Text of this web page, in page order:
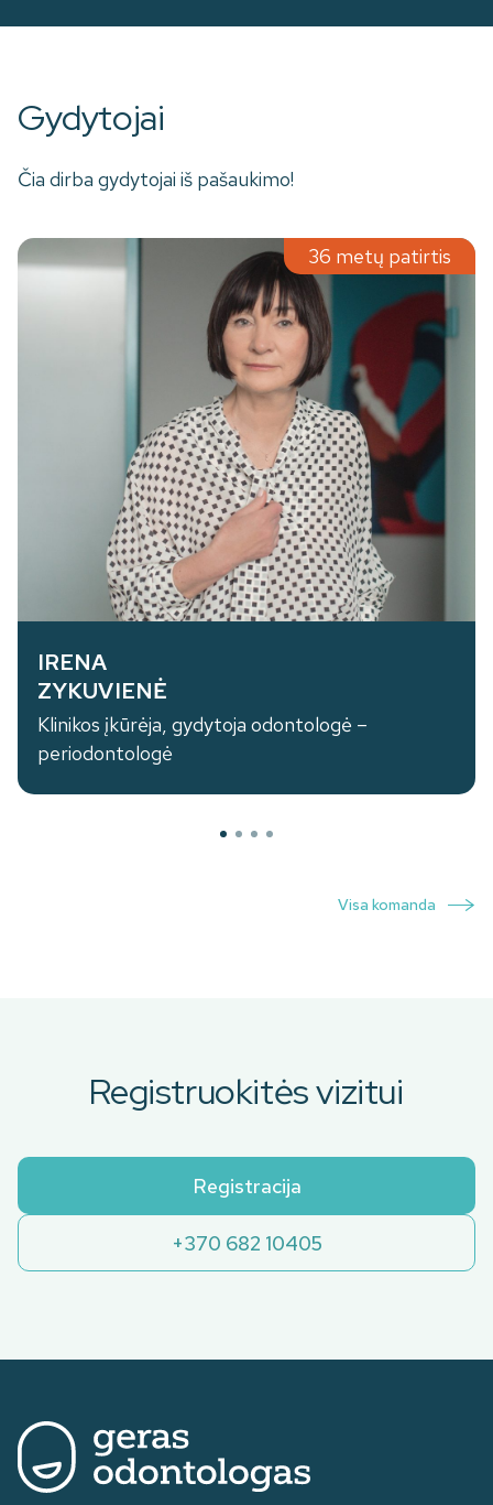
Gydytojai
Čia dirba gydytojai iš pašaukimo!
36 metų patirtis
IRENA
ZYKUVIENĖ
Klinikos įkūrėja, gydytoja odontologė –
periodontologė
Visa komanda
Registruokitės vizitui
Registracija
+370 682 10405